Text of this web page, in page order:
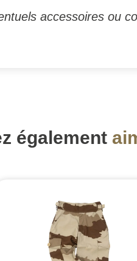
accessoires ou
également